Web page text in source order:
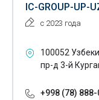
IC-GROUP-UP-
с 2023 года
100052
пр-д 3-й
+998 (78) 888-